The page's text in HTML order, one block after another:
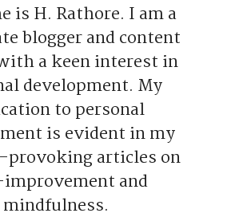
is H. Rathore. I am a
blogger and content
a keen interest in
development. My
to personal
is evident in my
articles on
and
mindfulness.